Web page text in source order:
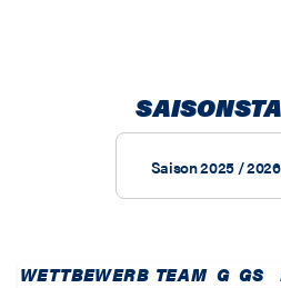
Saison 2025 / 2026
WETTBEWERB TEAM G GS